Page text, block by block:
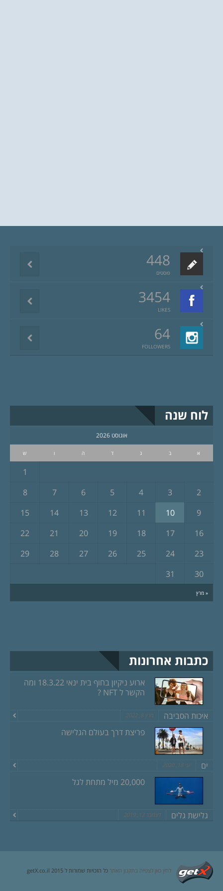
448
פוסטים
3454
LIKES
64
FOLLOWERS
לוח שנה
אוגוסט 2026
א ב ג ד ה ו ש
« מרץ
1
2
3
4
5
6
7
8
9
10
11
12
13
14
15
16
17
18
19
20
21
22
23
24
25
26
27
28
29
30
31
כתבות אחרונות
ארוע ניקיון בחוף בית ינאי 18.3.22 ומה
הקשר ל NFT ?
איכות הסביבה מרץ 8, 2022
פריצת דרך בעולם הגלישה
ים יוני 18, 2020
20,000 מיל מתחת לגל
גלישת גלים דצמבר 13, 2019
לחץ כאן לצפייה בתקנון האתר כל הזכויות שמורות ל getX.co.il 2015